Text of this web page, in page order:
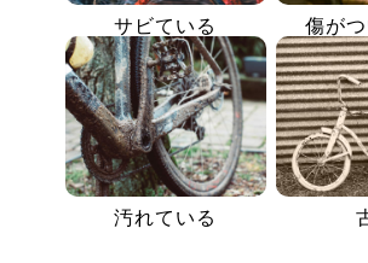
サビている 傷が
汚れている